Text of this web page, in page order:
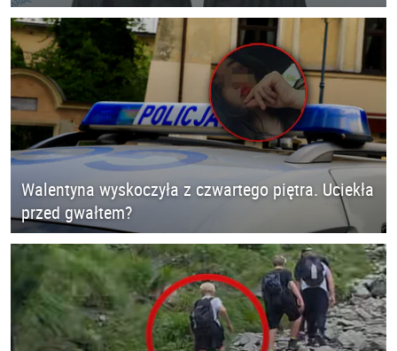
Walentyna wyskoczyła z czwartego piętra. Uciekła
przed gwałtem?